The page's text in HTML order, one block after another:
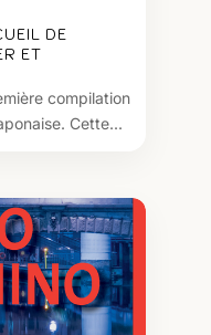
DE
ET
compilation
Cette...